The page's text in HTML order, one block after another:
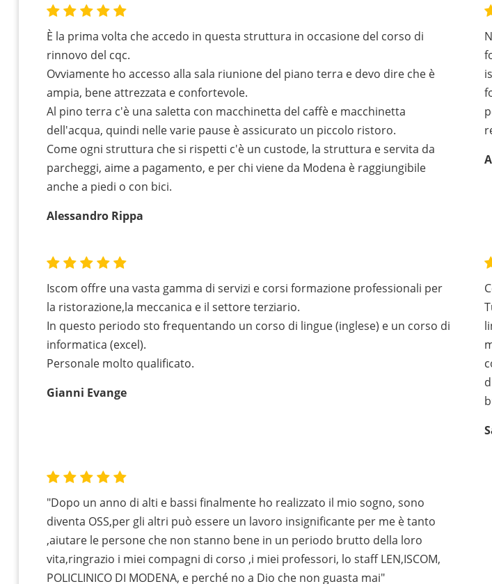
È la prima volta che accedo in questa struttura in occasione del corso di
rinnovo del cqc.
Ovviamente ho accesso alla sala riunione del piano terra e devo dire che è
ampia, bene attrezzata e confortevole.
Al pino terra c'è una saletta con macchinetta del caffè e macchinetta
dell'acqua, quindi nelle varie pause è assicurato un piccolo ristoro.
Come ogni struttura che si rispetti c'è un custode, la struttura e servita da
parcheggi, aime a pagamento, e per chi viene da Modena è raggiungibile
anche a piedi o con bici.
Alessandro Rippa
Iscom offre una vasta gamma di servizi e corsi formazione professionali per
la ristorazione,la meccanica e il settore terziario.
In questo periodo sto frequentando un corso di lingue (inglese) e un corso di
informatica (excel).
Personale molto qualificato.
Gianni Evange
"Dopo un anno di alti e bassi finalmente ho realizzato il mio sogno, sono
diventa OSS,per gli altri può essere un lavoro insignificante per me è tanto
,aiutare le persone che non stanno bene in un periodo brutto della loro
vita,ringrazio i miei compagni di corso ,i miei professori, lo staff LEN,ISCOM,
POLICLINICO DI MODENA, e perché no a Dio che non guasta mai"